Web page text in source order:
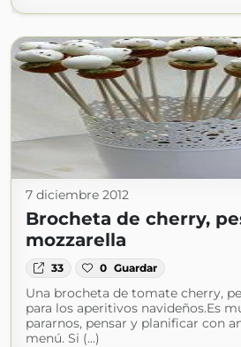
7 diciembre 2012
Brocheta de cherry,
mozzarella
33 0 Guardar
Una brocheta de tomate cherry,
para los aperitivos navideños.Es
pararnos, pensar y planificar con
menú. Si (...)